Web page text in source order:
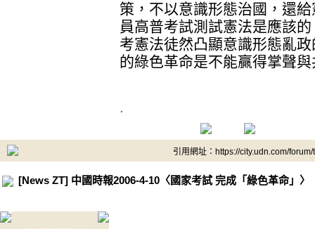
策，不以意識形態治國，還
員高普考試測試憲法是應該
考憲法徒然凸顯意識形態亂
的綠色革命是不能贏得掌聲
.
引用網址：https://city.udn.com/
[News ZT] 中國時報2006-4-10〈國家考試 完成「綠色革命」〉